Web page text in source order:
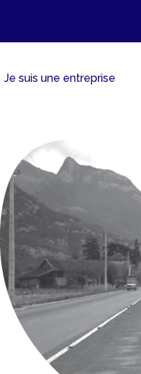
Je suis une entreprise